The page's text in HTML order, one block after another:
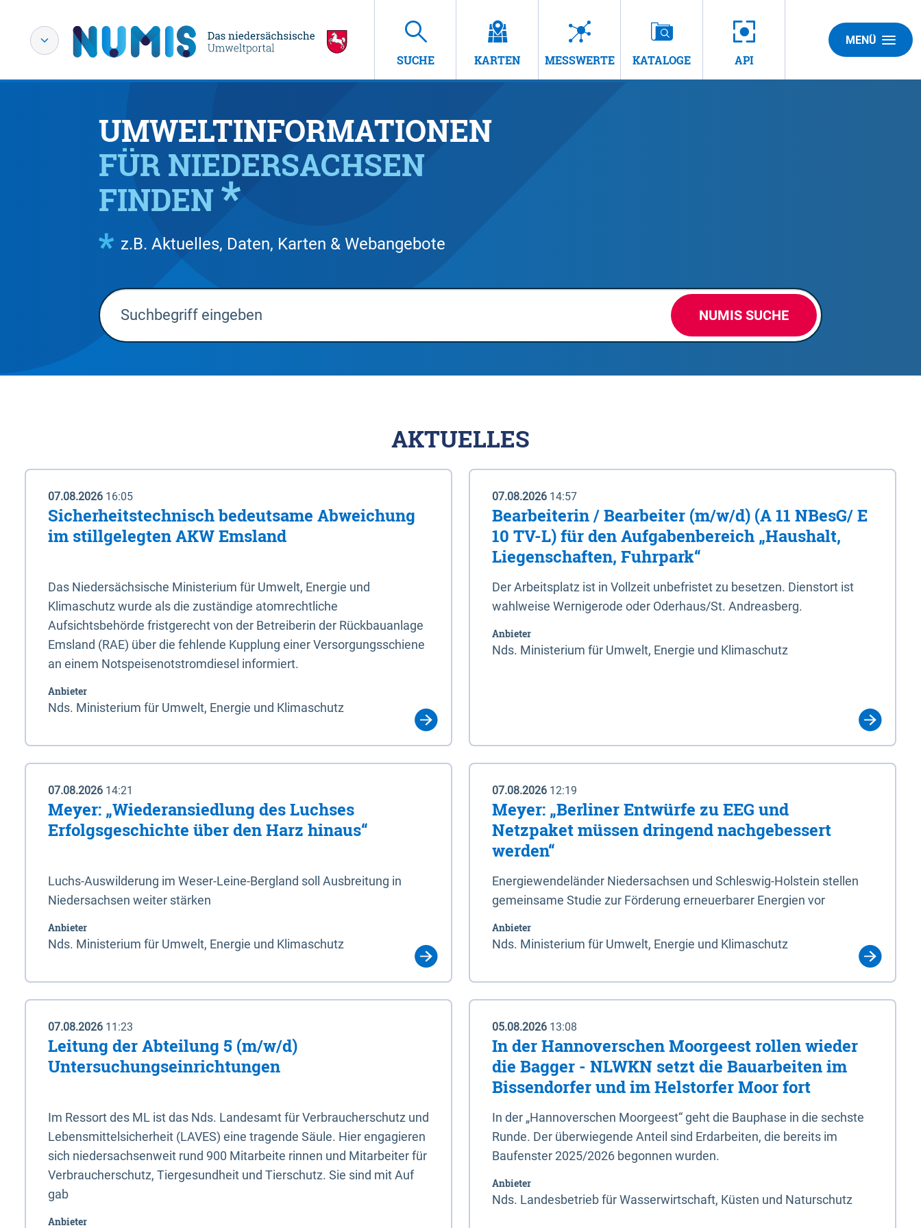
SUCHE KARTEN MESSWERTE KATALOGE API
MENÜ
UMWELTINFORMATIONEN
FÜR NIEDERSACHSEN
FINDEN
z.B. Aktuelles, Daten, Karten & Webangebote
NUMIS SUCHE
AKTUELLES
07.08.2026 16:05
Sicherheitstechnisch bedeutsame Abweichung
im stillgelegten AKW Emsland
Das Niedersächsische Ministerium für Umwelt, Energie und
Klimaschutz wurde als die zuständige atomrechtliche
Aufsichtsbehörde fristgerecht von der Betreiberin der Rückbauanlage
Emsland (RAE) über die fehlende Kupplung einer Versorgungsschiene
an einem Notspeisenotstromdiesel informiert.
Anbieter
Nds. Ministerium für Umwelt, Energie und Klimaschutz
07.08.2026 14:57
Bearbeiterin / Bearbeiter (m/w/d) (A 11 NBesG/ E
10 TV-L) für den Aufgabenbereich „Haushalt,
Liegenschaften, Fuhrpark“
Der Arbeitsplatz ist in Vollzeit unbefristet zu besetzen. Dienstort ist
wahlweise Wernigerode oder Oderhaus/St. Andreasberg.
Anbieter
Nds. Ministerium für Umwelt, Energie und Klimaschutz
07.08.2026 14:21
Meyer: „Wiederansiedlung des Luchses
Erfolgsgeschichte über den Harz hinaus“
Luchs-Auswilderung im Weser-Leine-Bergland soll Ausbreitung in
Niedersachsen weiter stärken
Anbieter
Nds. Ministerium für Umwelt, Energie und Klimaschutz
07.08.2026 12:19
Meyer: „Berliner Entwürfe zu EEG und
Netzpaket müssen dringend nachgebessert
werden“
Energiewendeländer Niedersachsen und Schleswig-Holstein stellen
gemeinsame Studie zur Förderung erneuerbarer Energien vor
Anbieter
Nds. Ministerium für Umwelt, Energie und Klimaschutz
07.08.2026 11:23
Leitung der Abteilung 5 (m/w/d)
Untersuchungseinrichtungen
Im Ressort des ML ist das Nds. Landesamt für Verbraucherschutz und
Lebensmittelsicherheit (LAVES) eine tragende Säule. Hier engagieren
sich niedersachsenweit rund 900 Mitarbeite rinnen und Mitarbeiter für
Verbraucherschutz, Tiergesundheit und Tierschutz. Sie sind mit Auf
gab
Anbieter
05.08.2026 13:08
In der Hannoverschen Moorgeest rollen wieder
die Bagger - NLWKN setzt die Bauarbeiten im
Bissendorfer und im Helstorfer Moor fort
In der „Hannoverschen Moorgeest“ geht die Bauphase in die sechste
Runde. Der überwiegende Anteil sind Erdarbeiten, die bereits im
Baufenster 2025/2026 begonnen wurden.
Anbieter
Nds. Landesbetrieb für Wasserwirtschaft, Küsten und Naturschutz